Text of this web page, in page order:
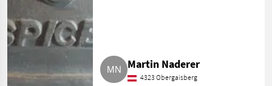
Martin Naderer
4323 Obergaisberg